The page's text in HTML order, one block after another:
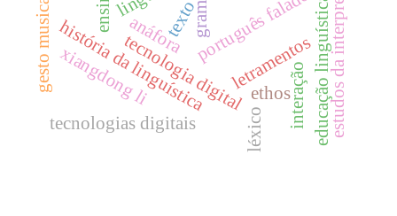
letramentos
tecnologia digital
história da linguísticaportuguês falado
texto educação linguística
tecnologias digitais
xiangdong li estudos da interpretação
interação
anáfora
gesto musical
ethos
léxico